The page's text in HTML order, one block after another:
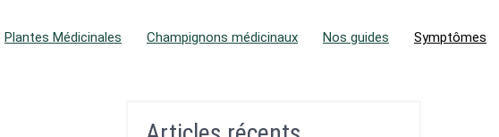
Plantes Médicinales Champignons médicinaux Nos guides Symptômes